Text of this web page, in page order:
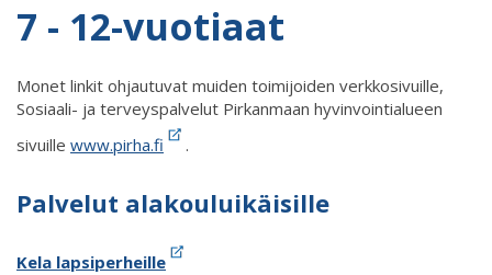
7 - 12-vuotiaat
Monet linkit ohjautuvat muiden toimijoiden verkkosivuille,
Sosiaali- ja terveyspalvelut Pirkanmaan hyvinvointialueen
sivuille www.pirha.fi .
Palvelut alakouluikäisille
Kela lapsiperheille